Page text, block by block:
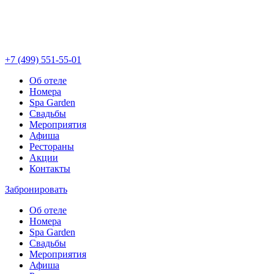
+7 (499) 551-55-01
Об отеле
Номера
Spa Garden
Свадьбы
Мероприятия
Афиша
Рестораны
Акции
Контакты
Забронировать
Об отеле
Номера
Spa Garden
Свадьбы
Мероприятия
Афиша